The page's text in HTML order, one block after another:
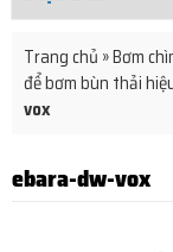
Trang chủ »Bơm
để bơm bùn thải
vox
ebara-dw-vox